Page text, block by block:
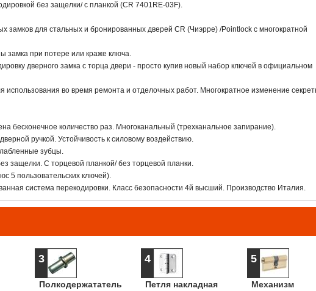
без защелки/ с планкой (CR 7401RE-03F).
замков для стальных и бронированных дверей CR (Чиэрре) /Pointlock с многократной
замка при потере или краже ключа.
дверного замка с торца двери - просто купив новый набор ключей в официальном
использования во время ремонта и отделочных работ. Многократное изменение
бесконечное количество раз. Многоканальный (трехканальное запирание).
ручкой. Устойчивость к силовому воздействию.
зубцы.
защелки. С торцевой планкой/ без торцевой планки.
5 пользовательских ключей).
система перекодировки. Класс безопасности 4й высший. Производство Италия.
3
Полкодержататель
4
Петля накладная
5
Механизм